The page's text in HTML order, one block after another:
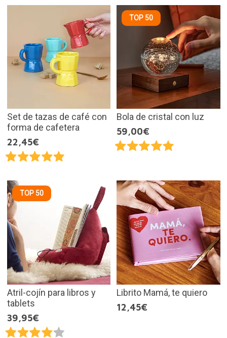
Set de tazas de café con
forma de cafetera
22,45€
TOP 50
Bola de cristal con luz
59,00€
TOP 50
Atril-cojín para libros y
tablets
39,95€
Librito Mamá, te quiero
12,45€